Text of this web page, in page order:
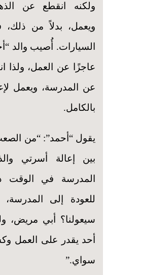
ولكنه انقطع عن
ويعمل، بدلاً من
السيارات. أُصيب والد
عاجزًا عن العمل، ولذا
عن المدرسة، ويعمل
بالكامل.
يقول “أحمد”: “من
بين إعالة أسرتي
المدرسة في الوقت
للعودة إلى
سيعولنا؟ أبي مريض،
أحد يقدر على العمل
سواي.”